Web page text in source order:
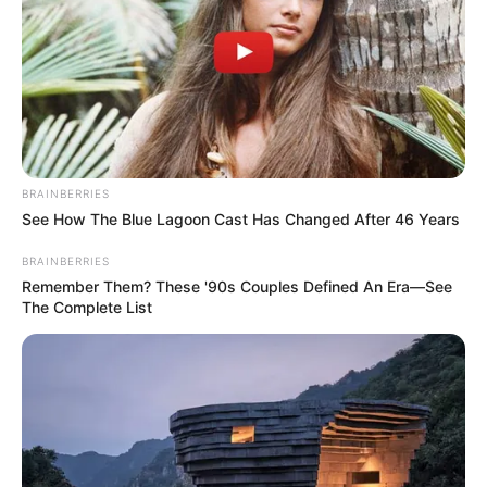
Touristen- und Freizeitattraktionen in der Region
Kreis Unterallgäu und Memmingen mit der
Umkreissuche:
Memmingen-Mindelheim -
Türkheim
BRAINBERRIES
See How The Blue Lagoon Cast Has Changed After 46 Years
BRAINBERRIES
Remember Them? These '90s Couples Defined An Era—See
The Complete List